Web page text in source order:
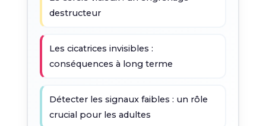
destructeur
Les cicatrices invisibles :
conséquences à long terme
Détecter les signaux faibles : un rôle
crucial pour les adultes